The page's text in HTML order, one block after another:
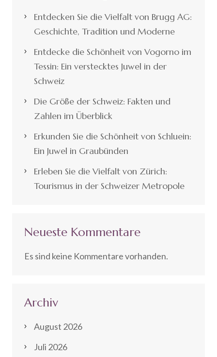
Entdecken Sie die Vielfalt von Brugg AG:
Geschichte, Tradition und Moderne
Entdecke die Schönheit von Vogorno im
Tessin: Ein verstecktes Juwel in der
Schweiz
Die Größe der Schweiz: Fakten und
Zahlen im Überblick
Erkunden Sie die Schönheit von Schluein:
Ein Juwel in Graubünden
Erleben Sie die Vielfalt von Zürich:
Tourismus in der Schweizer Metropole
Neueste Kommentare
Es sind keine Kommentare vorhanden.
Archiv
August 2026
Juli 2026